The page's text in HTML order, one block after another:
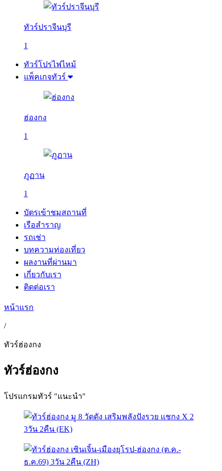
ทัวร์ปราจีนบุรี
1
ทัวร์โปรไฟไหม้
แพ็คเกจทัวร์
ฮ่องกง
1
ภูฏาน
1
บัตรเข้าชมสถานที่
เรือสำราญ
รถเช่า
บทความท่องเที่ยว
ผลงานที่ผ่านมา
เกี่ยวกับเรา
ติดต่อเรา
หน้าแรก
/
ทัวร์ฮ่องกง
ทัวร์ฮ่องกง
โปรแกรมทัวร์ "แนะนำ"